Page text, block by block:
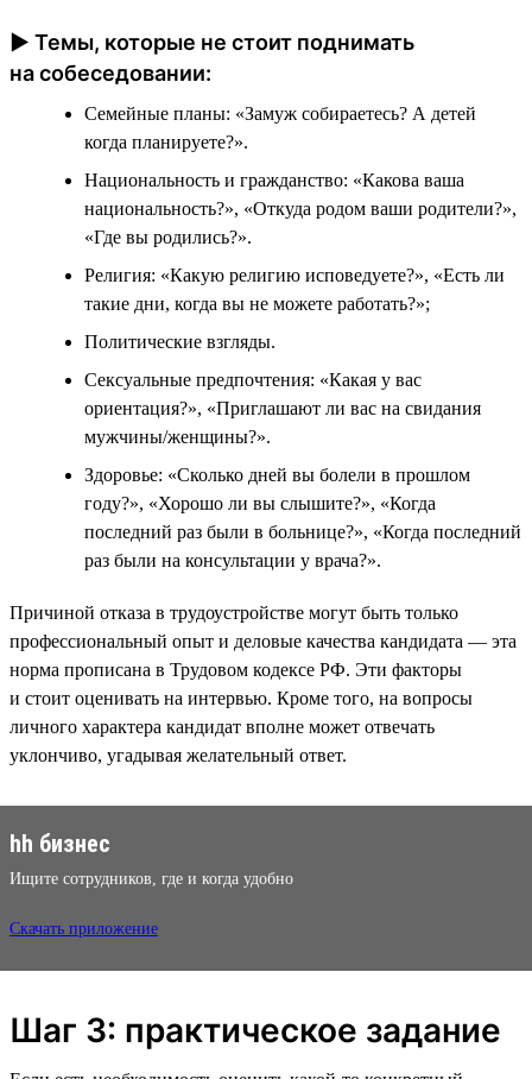
► Темы, которые не стоит поднимать
на собеседовании:
Семейные планы: «Замуж собираетесь? А детей
когда планируете?».
Национальность и гражданство: «Какова ваша
национальность?», «Откуда родом ваши родители?»,
«Где вы родились?».
Религия: «Какую религию исповедуете?», «Есть ли
такие дни, когда вы не можете работать?»;
Политические взгляды.
Сексуальные предпочтения: «Какая у вас
ориентация?», «Приглашают ли вас на свидания
мужчины/женщины?».
Здоровье: «Сколько дней вы болели в прошлом
году?», «Хорошо ли вы слышите?», «Когда
последний раз были в больнице?», «Когда последний
раз были на консультации у врача?».
Причиной отказа в трудоустройстве могут быть только
профессиональный опыт и деловые качества кандидата — эта
норма прописана в Трудовом кодексе РФ. Эти факторы
и стоит оценивать на интервью. Кроме того, на вопросы
личного характера кандидат вполне может отвечать
уклончиво, угадывая желательный ответ.
hh бизнес
Ищите сотрудников, где и когда удобно
Скачать приложение
Шаг 3: практическое задание